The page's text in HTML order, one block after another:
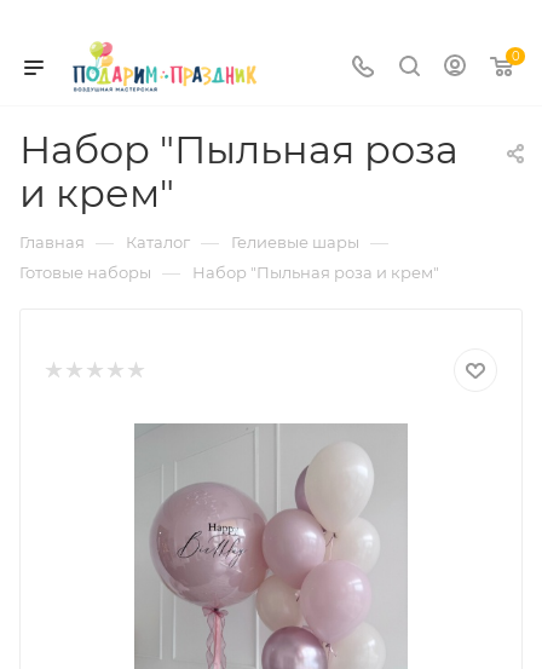
0
Набор "Пыльная роза
и крем"
Главная — Каталог — Гелиевые шары —
Готовые наборы — Набор "Пыльная роза и крем"